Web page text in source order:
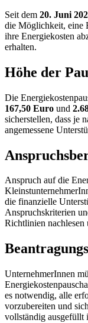
Seit dem 20. Juni
die Möglichkeit, eine
ihre Energiekosten
erhalten.
Höhe der
Die
167,50 Euro und
sicherstellen, dass je
angemessene
Anspruch auf die
die finanzielle
Anspruchskriterien
Richtlinien nachlesen
UnternehmerInnen
es notwendig, alle
vorzubereiten und
vollständig ausgefüllt